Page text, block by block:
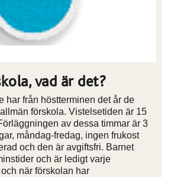
vad är det?
har från höstterminen det år de
förskola. Vistelsetiden är 15
av dessa timmar är 3
måndag-fredag, ingen frukost
och den är avgiftsfri. Barnet
och är ledigt varje
när förskolan har